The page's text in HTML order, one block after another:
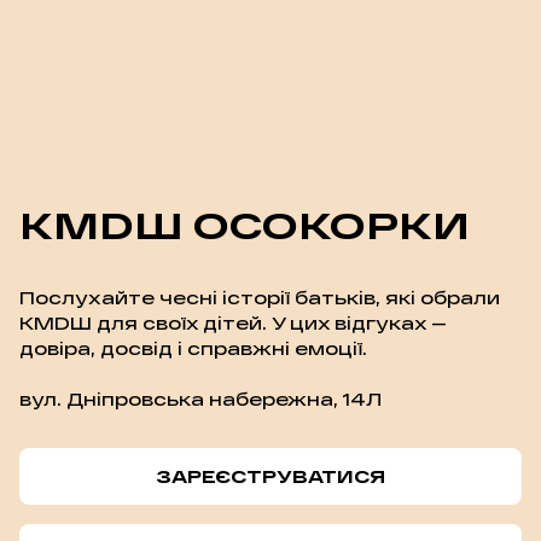
КМDШ ОСОКОРКИ
Послухайте чесні історії батьків, які обрали
КМDШ для своїх дітей. У цих відгуках —
довіра, досвід і справжні емоції.
вул. Дніпровська набережна, 14Л
ЗАРЕЄСТРУВАТИСЯ